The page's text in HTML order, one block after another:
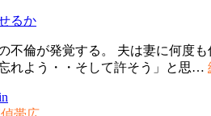
るか
不倫が発覚する。 夫は妻に何度
れよう・・そして許そう」と思…